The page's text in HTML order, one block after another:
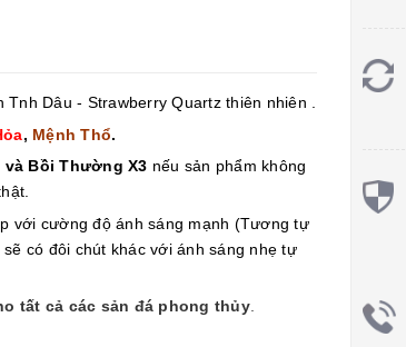
Tnh Dâu - Strawberry Quartz thiên nhiên .
, Mệnh Thổ.
và Bồi Thường X3 nếu sản phẩm không
với cường độ ánh sáng mạnh (Tương tự
có đôi chút khác với ánh sáng nhẹ tự
tất cả các sản đá phong thủy.